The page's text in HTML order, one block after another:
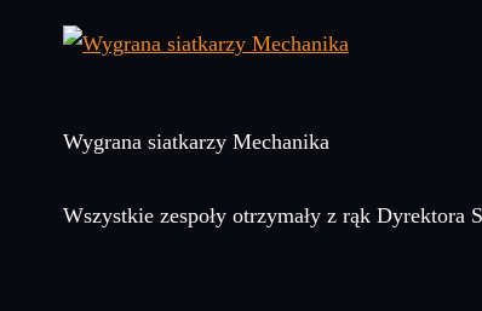
Wygrana siatkarzy Mechanika
Wszystkie zespoły otrzymały z rąk Dyrektora